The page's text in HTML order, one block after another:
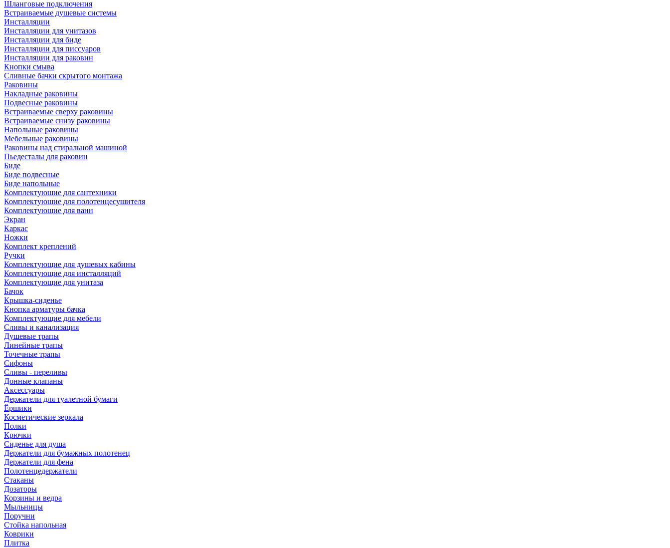
Шланговые подключения
Встраиваемые душевые системы
Инсталляции
Инсталляции для унитазов
Инсталляции для биде
Инсталляции для писсуаров
Инсталляции для раковин
Кнопки смыва
Сливные бачки скрытого монтажа
Раковины
Накладные раковины
Подвесные раковины
Встраиваемые сверху раковины
Встраиваемые снизу раковины
Напольные раковины
Мебельные раковины
Раковины над стиральной машиной
Пьедесталы для раковин
Биде
Биде подвесные
Биде напольные
Комплектующие для сантехники
Комплектующие для полотенцесушителя
Комплектующие для ванн
Экран
Каркас
Ножки
Комплект креплений
Ручки
Комплектующие для душевых кабины
Комплектующие для инсталляций
Комплектующие для унитаза
Бачок
Крышка-сиденье
Кнопка арматуры бачка
Комплектующие для мебели
Сливы и канализация
Душевые трапы
Линейные трапы
Точечные трапы
Сифоны
Сливы - переливы
Донные клапаны
Аксессуары
Держатели для туалетной бумаги
Ёршики
Косметические зеркала
Полки
Крючки
Сиденье для душа
Держатели для бумажных полотенец
Держатели для фена
Полотенцедержатели
Стаканы
Дозаторы
Корзины и ведра
Мыльницы
Поручни
Стойка напольная
Коврики
Плитка